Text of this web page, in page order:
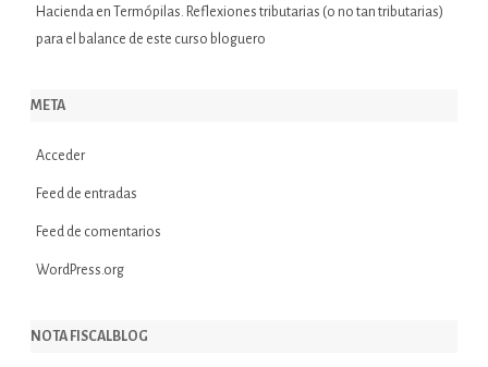
Hacienda en
Termópilas. Reflexiones tributarias (o no tan tributarias)
para el balance de este curso bloguero
META
Acceder
Feed de entradas
Feed de comentarios
WordPress.org
NOTA FISCALBLOG